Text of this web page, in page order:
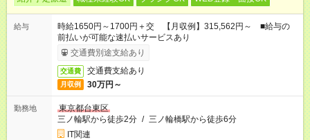
給与
時給1650円～1700円＋交 【月収例】315,562円～ ■給与の
前払いが可能な速払いサービスあり
交通費別途支給あり
交通費 交通費支給あり
月収例 30万円～
勤務地
東京都台東区
三ノ輪駅から徒歩2分 / 三ノ輪橋駅から徒歩6分
IT関連